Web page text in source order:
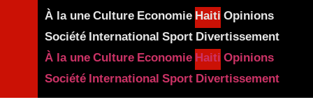
À la une Culture Economie Haiti Opinions
Société International Sport Divertissement
À la une Culture Economie Haiti Opinions
Société International Sport Divertissement